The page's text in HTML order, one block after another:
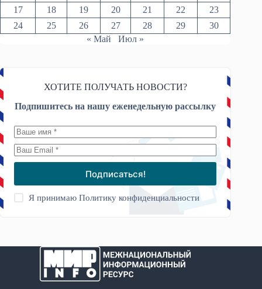
17
18 19 20 21 22
23
24
25 26 27 28 29
30
« Май
Июл »
ХОТИТЕ ПОЛУЧАТЬ НОВОСТИ?
Подпишитесь на нашу еженедельную рассылку
Подписаться!
Я принимаюПолитику конфиденциальности